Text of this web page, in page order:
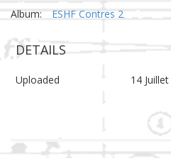
Album: ESHF Contres 2
DETAILS
Uploaded 14